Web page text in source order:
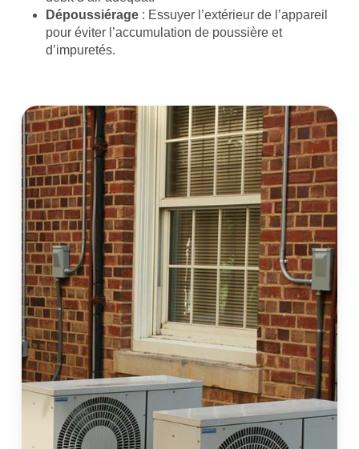
Dépoussiérage : Essuyer l’extérieur de l’appareil
pour éviter l’accumulation de poussière et
d’impuretés.